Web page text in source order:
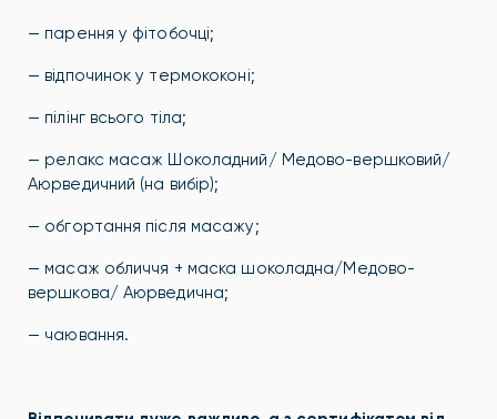
— парення у фітобочці;
— відпочинок у термококоні;
— пілінг всього тіла;
— релакс масаж Шоколадний/ Медово-вершковий/
Аюрведичний (на вибір);
— обгортання після масажу;
— масаж обличчя + маска шоколадна/Медово-
вершкова/ Аюрведична;
— чаювання.